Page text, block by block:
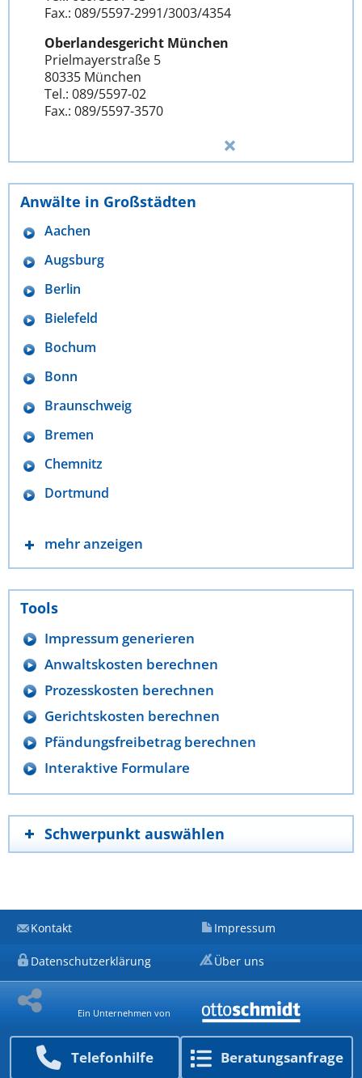
Telefon­hilfe Beratungs­anfrage
Fax.: 089/5597-2991/3003/4354
Oberlandesgericht München
Prielmayerstraße 5
80335 München
Tel.: 089/5597-02
Fax.: 089/5597-3570
Anwälte in Großstädten
Aachen
Augsburg
Berlin
Bielefeld
Bochum
Bonn
Braunschweig
Bremen
Chemnitz
Dortmund
mehr anzeigen
Tools
Impressum generieren
Anwaltskosten berechnen
Prozesskosten berechnen
Gerichtskosten berechnen
Pfändungsfreibetrag berechnen
Interaktive Formulare
Schwerpunkt auswählen
Kontakt Impressum
Datenschutzerklärung Über uns
Ein Unternehmen von